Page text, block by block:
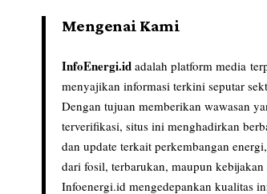
Mengenai Kami
InfoEnergi.id adalah platform media
menyajikan informasi terkini seputar
Dengan tujuan memberikan wawasan
terverifikasi, situs ini menghadirkan
dan update terkait perkembangan
dari fosil, terbarukan, maupun kebijakan
Infoenergi.id mengedepankan kualitas